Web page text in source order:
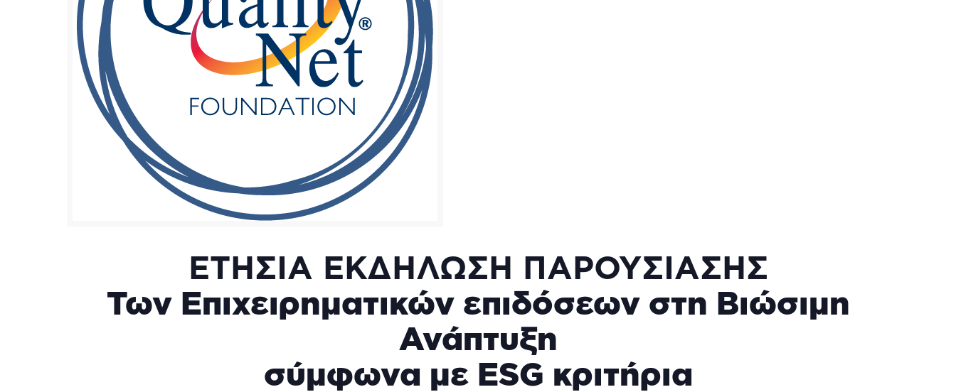
ΕΤΗΣΙΑ ΕΚΔΗΛΩΣΗ ΠΑΡΟΥΣΙΑΣΗΣ
Των Επιχειρηματικών επιδόσεων στη Βιώσιμη
Ανάπτυξη
σύμφωνα με ESG κριτήρια